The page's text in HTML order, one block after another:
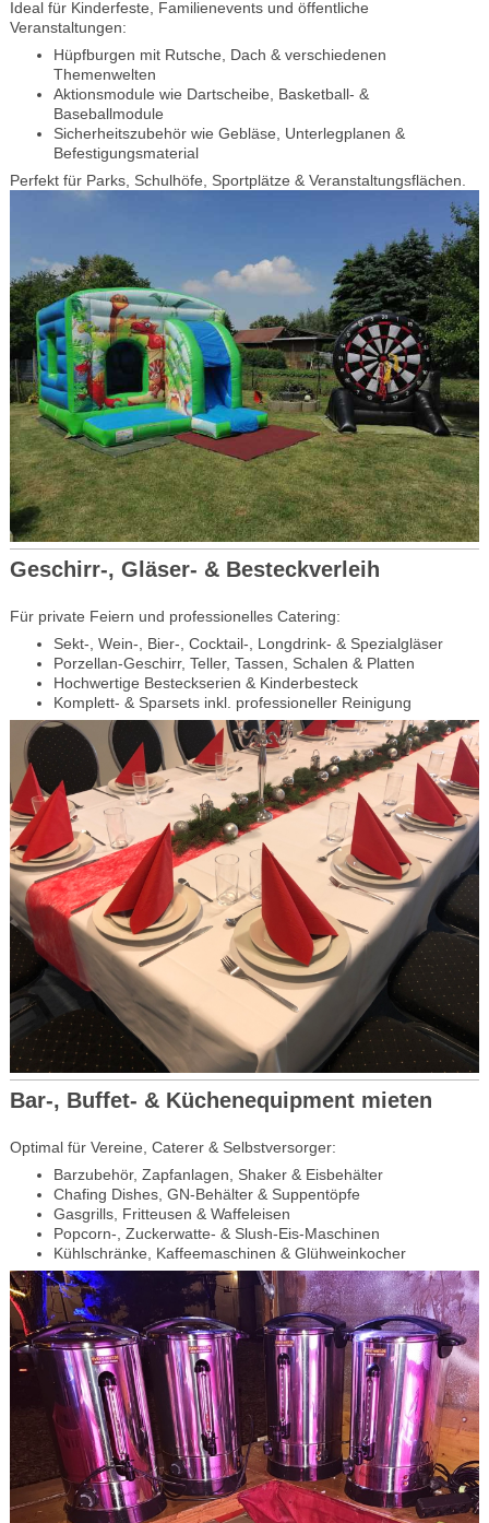
Ideal für Kinderfeste, Familienevents und öffentliche
Veranstaltungen:
Hüpfburgen mit Rutsche, Dach & verschiedenen
Themenwelten
Aktionsmodule wie Dartscheibe, Basketball- &
Baseballmodule
Sicherheitszubehör wie Gebläse, Unterlegplanen &
Befestigungsmaterial
Perfekt für Parks, Schulhöfe, Sportplätze & Veranstaltungsflächen.
Geschirr-, Gläser- & Besteckverleih
Für private Feiern und professionelles Catering:
Sekt-, Wein-, Bier-, Cocktail-, Longdrink- & Spezialgläser
Porzellan-Geschirr, Teller, Tassen, Schalen & Platten
Hochwertige Besteckserien & Kinderbesteck
Komplett- & Sparsets inkl. professioneller Reinigung
Bar-, Buffet- & Küchenequipment mieten
Optimal für Vereine, Caterer & Selbstversorger:
Barzubehör, Zapfanlagen, Shaker & Eisbehälter
Chafing Dishes, GN-Behälter & Suppentöpfe
Gasgrills, Fritteusen & Waffeleisen
Popcorn-, Zuckerwatte- & Slush-Eis-Maschinen
Kühlschränke, Kaffeemaschinen & Glühweinkocher